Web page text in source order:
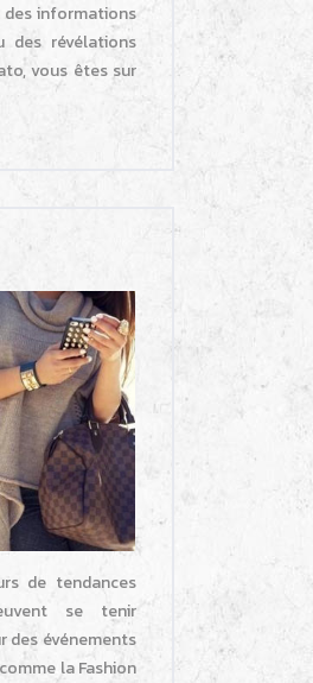
des informations
des révélations
vous êtes sur
de tendances
se tenir
des événements
la Fashion